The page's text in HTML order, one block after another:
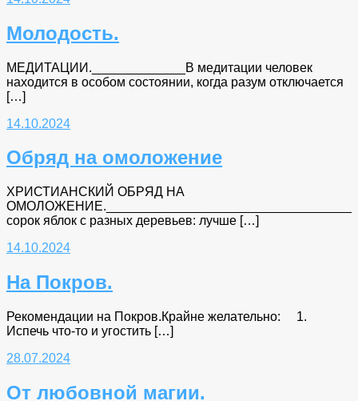
Молодость.
МЕДИТАЦИИ._____________В медитации человек
находится в особом состоянии, когда разум отключается
[…]
14.10.2024
Обряд на омоложение
ХРИСТИАНСКИЙ ОБРЯД НА
сорок яблок с разных деревьев: лучше […]
14.10.2024
На Покров.
Рекомендации на Покров.Крайне желательно: 1.
Испечь что-то и угостить […]
28.07.2024
От любовной магии.